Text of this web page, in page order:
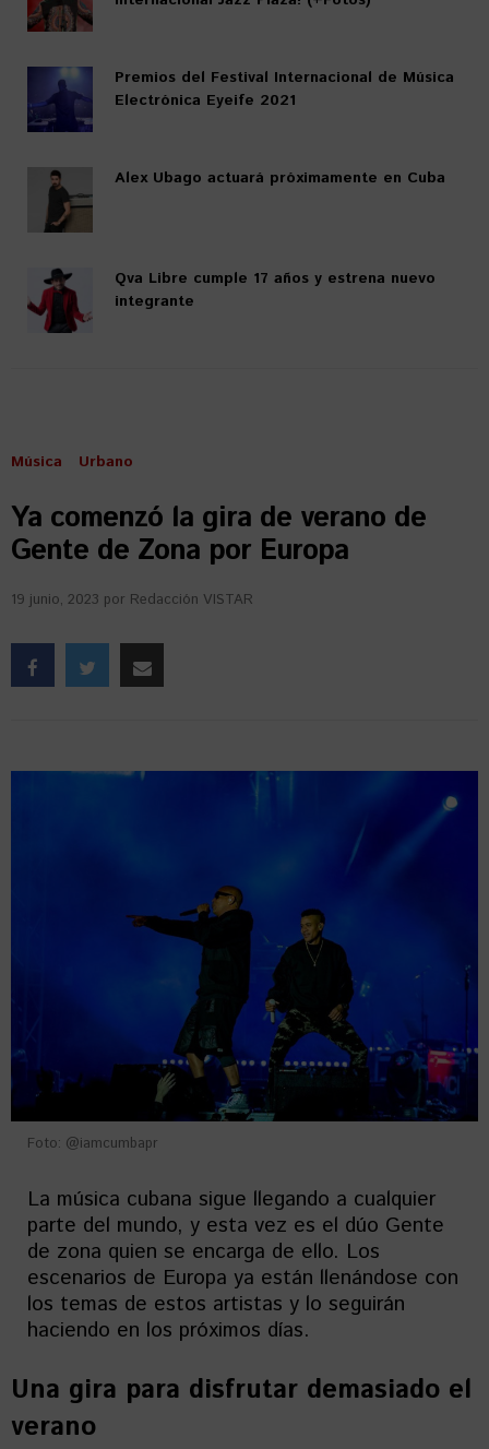
Premios del Festival Internacional de Música
Electrónica Eyeife 2021
Alex Ubago actuará próximamente en Cuba
Qva Libre cumple 17 años y estrena nuevo
integrante
Música Urbano
Ya comenzó la gira de verano de
Gente de Zona por Europa
19 junio, 2023 por Redacción VISTAR
Foto: @iamcumbapr
La música cubana sigue llegando a cualquier
parte del mundo, y esta vez es el dúo Gente
de zona quien se encarga de ello. Los
escenarios de Europa ya están llenándose con
los temas de estos artistas y lo seguirán
haciendo en los próximos días.
Una gira para disfrutar demasiado el
verano